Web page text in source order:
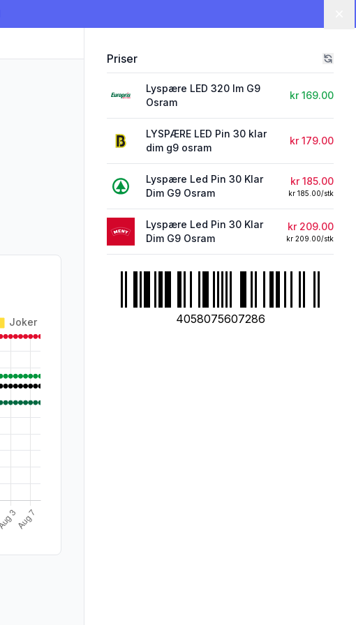
Priser
Lyspære LED 320 lm G9
Osram
kr 169.00
LYSPÆRE LED Pin 30 klar
dim g9 osram
kr 179.00
Lyspære Led Pin 30 Klar
Dim G9 Osram
kr 185.00
kr 185.00/stk
Lyspære Led Pin 30 Klar
Dim G9 Osram
kr 209.00
kr 209.00/stk
4058075607286